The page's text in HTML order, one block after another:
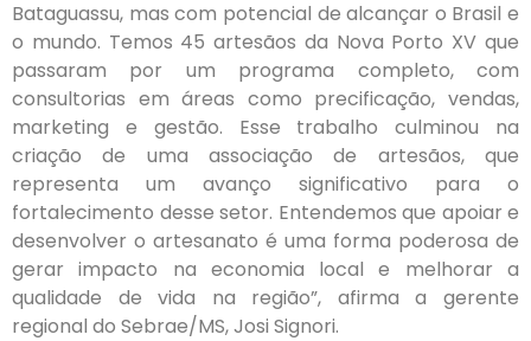
Bataguassu, mas com potencial de alcançar o Brasil e
o mundo. Temos 45 artesãos da Nova Porto XV que
passaram por um programa completo, com
consultorias em áreas como precificação, vendas,
marketing e gestão. Esse trabalho culminou na
criação de uma associação de artesãos, que
representa um avanço significativo para o
fortalecimento desse setor. Entendemos que apoiar e
desenvolver o artesanato é uma forma poderosa de
gerar impacto na economia local e melhorar a
qualidade de vida na região”, afirma a gerente
regional do Sebrae/MS, Josi Signori.